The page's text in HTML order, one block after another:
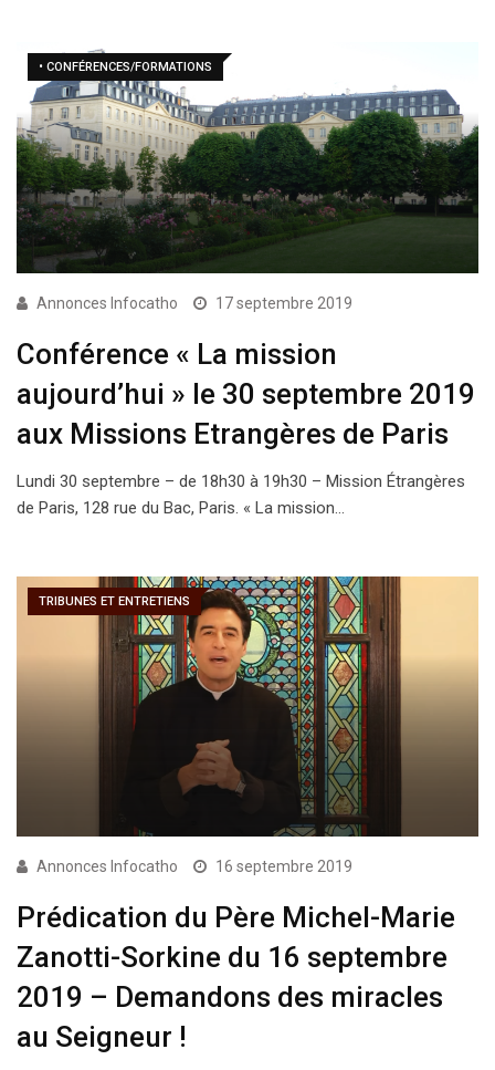
• CONFÉRENCES/FORMATIONS
Annonces Infocatho 17 septembre 2019
Conférence « La mission
aujourd’hui » le 30 septembre 2019
aux Missions Etrangères de Paris
Lundi 30 septembre – de 18h30 à 19h30 – Mission Étrangères
de Paris, 128 rue du Bac, Paris. « La mission…
TRIBUNES ET ENTRETIENS
Annonces Infocatho 16 septembre 2019
Prédication du Père Michel-Marie
Zanotti-Sorkine du 16 septembre
2019 – Demandons des miracles
au Seigneur !